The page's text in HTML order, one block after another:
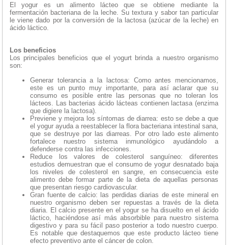
El yogur es un alimento lácteo que se obtiene mediante la
fermentación bacteriana de la leche. Su textura y sabor tan particular
le viene dado por la conversión de la lactosa (azúcar de la leche) en
ácido láctico.
Los beneficios
Los principales beneficios que el yogurt brinda a nuestro organismo
son:
Generar tolerancia a la lactosa: Como antes mencionamos,
este es un punto muy importante, para así aclarar que su
consumo es posible entre las personas que no toleran los
lácteos. Las bacterias ácido lácteas contienen lactasa (enzima
que digiere la lactosa).
Previene y mejora los síntomas de diarrea: esto se debe a que
el yogur ayuda a reestablecer la flora bacteriana intestinal sana,
que se destruye por las diarreas. Por otro lado este alimento
fortalece nuestro sistema inmunológico ayudándolo a
defenderse contra las infecciones.
Reduce los valores de colesterol sanguíneo: diferentes
estudios demuestran que el consumo de yogur desnatado baja
los niveles de colesterol en sangre, en consecuencia este
alimento debe formar parte de la dieta de aquellas personas
que presentan riesgo cardiovascular.
Gran fuente de calcio: las perdidas diarias de este mineral en
nuestro organismo deben ser repuestas a través de la dieta
diaria. El calcio presente en el yogur se ha disuelto en el ácido
láctico, haciéndose así más absorbible para nuestro sistema
digestivo y para su fácil paso posterior a todo nuestro cuerpo.
Es notable que destaquemos que este producto lácteo tiene
efecto preventivo ante el cáncer de colon.